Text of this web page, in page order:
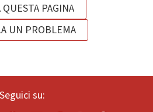
QUESTA PAGINA
UN PROBLEMA
Seguici su: